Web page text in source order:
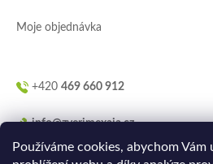
Používáme cookies, abychom
Moje objednávka
+420 469 660 912
info@zverimexaja.cz